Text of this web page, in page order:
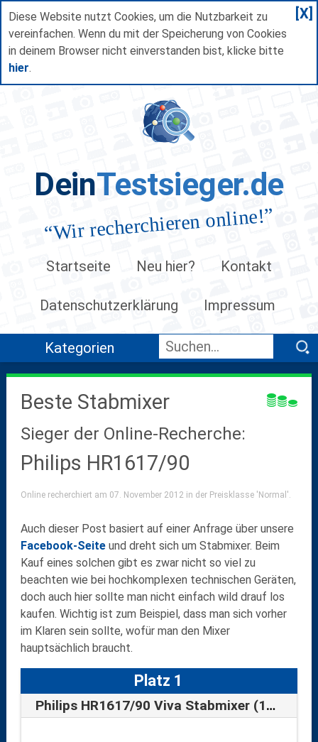
Diese Website nutzt Cookies, um die Nutzbarkeit zu
vereinfachen. Wenn du mit der Speicherung von Cookies
in deinem Browser nicht einverstanden bist, klicke bitte
hier.
[X]
DeinTestsieger.de
“Wir recherchieren online!”
Startseite Neu hier? Kontakt
Datenschutzerklärung Impressum
Kategorien
Beste Stabmixer
Sieger der Online-Recherche:
Philips HR1617/90
Online recherchiert am 07. November 2012 in der Preisklasse 'Normal'.
Auch dieser Post basiert auf einer Anfrage über unsere
Facebook-Seiteund dreht sich um Stabmixer. Beim
Kauf eines solchen gibt es zwar nicht so viel zu
beachten wie bei hochkomplexen technischen Geräten,
doch auch hier sollte man nicht einfach wild drauf los
kaufen. Wichtig ist zum Beispiel, dass man sich vorher
im Klaren sein sollte, wofür man den Mixer
hauptsächlich braucht.
Platz 1
Philips HR1617/90 Viva Stabmixer (16 Stu…